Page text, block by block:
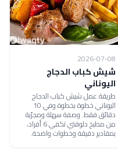
2026-07-08
شيش كباب الدجاج
اليوناني
طريقة عمل شيش كباب الدجاج
اليوناني خطوة بخطوة وفي 10
دقائق فقط. وصفة سهلة ومجرّبة
من مطبخ دلوقتي تكفي 6 أفراد،
بمقادير دقيقة وخطوات واضحة.